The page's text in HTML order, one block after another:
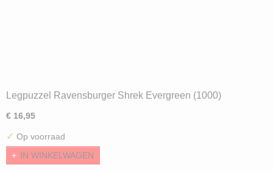
Legpuzzel Ravensburger Shrek Evergreen (1000)
€ 16,95
✓ Op voorraad
IN WINKELWAGEN